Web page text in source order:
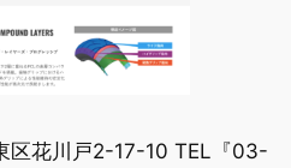
花川戸2-17-10 TEL『03-